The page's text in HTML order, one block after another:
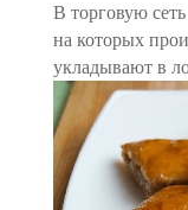
В торговую
на которых
укладывают в